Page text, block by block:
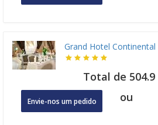
Grand Hotel Continental
Total de 504.9
Envie-nos um pedido ou